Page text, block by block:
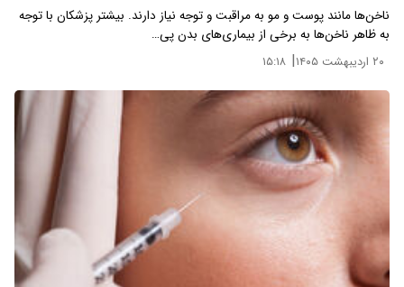
ناخن‌ها مانند پوست و مو به مراقبت و توجه نیاز دارند. بیشتر پزشکان با توجه
به ظاهر ناخن‌ها به برخی از بیماری‌های بدن پی…
۲۰ اردیبهشت ۱۴۰۵ | ۱۵:۱۸